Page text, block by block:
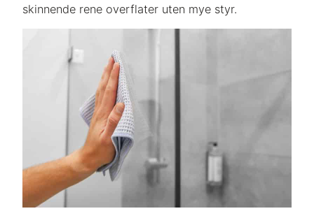
skinnende rene overflater uten mye styr.